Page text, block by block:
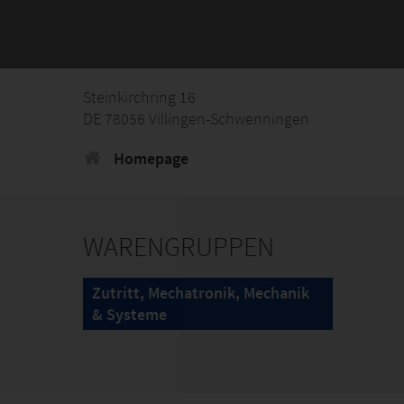
Steinkirchring 16
DE 78056 Villingen-Schwenningen
Homepage
WARENGRUPPEN
Zutritt, Mechatronik, Mechanik
& Systeme